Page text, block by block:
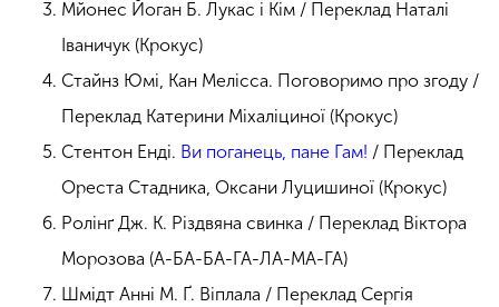
Мйонес Йоган Б. Лукас і Кім / Переклад Наталі
Іваничук (Крокус)
Стайнз Юмі, Кан Мелісса. Поговоримо про згоду /
Переклад Катерини Міхаліциної (Крокус)
Стентон Енді. Ви поганець, пане Гам! / Переклад
Ореста Стадника, Оксани Луцишиної (Крокус)
Ролінґ Дж. К. Різдвяна свинка / Переклад Віктора
Морозова (А-БА-БА-ГА-ЛА-МА-ГА)
Шмідт Анні М. Ґ. Віплала / Переклад Сергія